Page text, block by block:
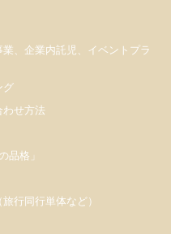
、企業内託児、イベントプラ
グ
わせ方法
品格」
行同行単体など）